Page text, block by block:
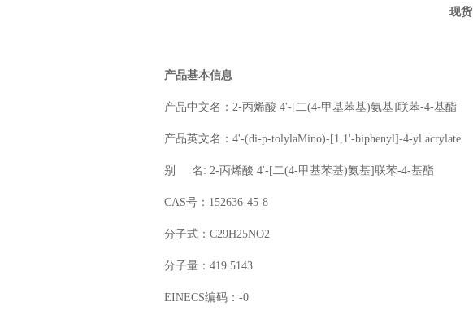
现货
产品基本信息
产品中文名： 2-丙烯酸 4'-[二(4-甲基苯基)氨基]联苯-4-基酯
产品英文名：4'-(di-p-tolylaMino)-[1,1'-biphenyl]-4-yl acrylate
别 名: 2-丙烯酸 4'-[二(4-甲基苯基)氨基]联苯-4-基酯
CAS号：152636-45-8
分子式：C29H25NO2
分子量：419.5143
EINECS编码：-0